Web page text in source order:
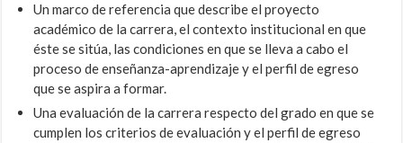
Un marco de referencia que describe el proyecto
académico de la carrera, el contexto institucional en que
éste se sitúa, las condiciones en que se lleva a cabo el
proceso de enseñanza-aprendizaje y el perfil de egreso
que se aspira a formar.
Una evaluación de la carrera respecto del grado en que se
cumplen los criterios de evaluación y el perfil de egreso